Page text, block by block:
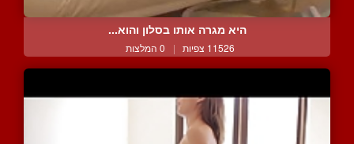
היא מגרה אותו בסלון והוא...
11526 צפיות | 0 המלצות